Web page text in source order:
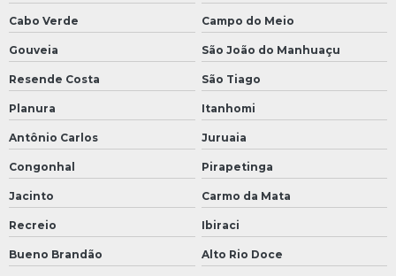
Cabo Verde Campo do Meio
Gouveia São João do Manhuaçu
Resende Costa São Tiago
Planura Itanhomi
Antônio Carlos Juruaia
Congonhal Pirapetinga
Jacinto Carmo da Mata
Recreio Ibiraci
Bueno Brandão Alto Rio Doce